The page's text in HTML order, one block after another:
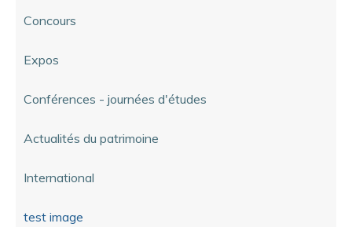
Concours
Expos
Conférences - journées d'études
Actualités du patrimoine
International
test image